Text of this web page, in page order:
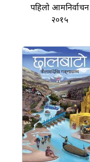
पहिलो आमनिर्वाचन
२०१५